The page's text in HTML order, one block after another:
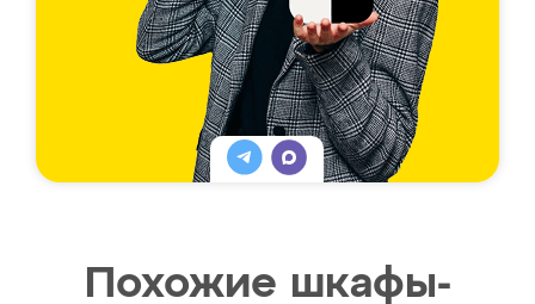
Похожие шкафы-